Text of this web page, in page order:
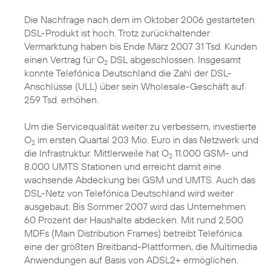
Die Nachfrage nach dem im Oktober 2006 gestarteten
DSL-Produkt ist hoch. Trotz zurückhaltender
Vermarktung haben bis Ende März 2007 31 Tsd. Kunden
einen Vertrag für O2 DSL abgeschlossen. Insgesamt
konnte Telefónica Deutschland die Zahl der DSL-
Anschlüsse (ULL) über sein Wholesale-Geschäft auf
259 Tsd. erhöhen.
Um die Servicequalität weiter zu verbessern, investierte
O2 im ersten Quartal 203 Mio. Euro in das Netzwerk und
die Infrastruktur. Mittlerweile hat O2 11.000 GSM- und
8.000 UMTS Stationen und erreicht damit eine
wachsende Abdeckung bei GSM und UMTS. Auch das
DSL-Netz von Telefónica Deutschland wird weiter
ausgebaut. Bis Sommer 2007 wird das Unternehmen
60 Prozent der Haushalte abdecken. Mit rund 2.500
MDFs (Main Distribution Frames) betreibt Telefónica
eine der größten Breitband-Plattformen, die Multimedia
Anwendungen auf Basis von ADSL2+ ermöglichen.